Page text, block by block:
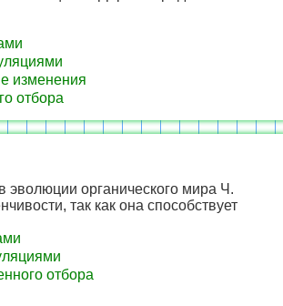
изменения
отбора
органического мира Ч.
так как она способствует
отбора